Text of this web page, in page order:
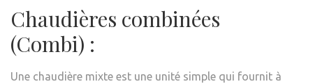
Chaudières combinées
(Combi) :
Une chaudière mixte est une unité simple qui fournit à